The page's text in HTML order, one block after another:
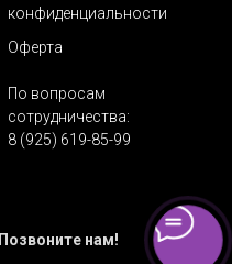
Позвоните нам!
конфиденциальности
Оферта
По вопросам
сотрудничества:
8 (925) 619-85-99